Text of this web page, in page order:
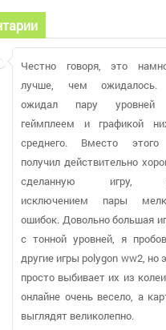
Честно говоря, это
лучше, чем
ожидал пару
геймплеем и графикой
среднего. Вместо
получил действительно
сделанную игру,
исключением пары
ошибок. Довольно большая
с тонной уровней, я
другие игры polygon ww2, но
просто выбивает их из
онлайне очень весело, а
выглядят великолепно.